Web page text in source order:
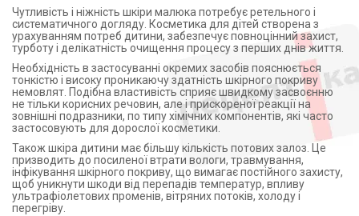
Чутливість і ніжність шкіри малюка потребує ретельного і
систематичного догляду. Косметика для дітей створена з
урахуванням потреб дитини, забезпечує повноцінний захист,
турботу і делікатність очищення процесу з перших днів життя.
Необхідність в застосуванні окремих засобів пояснюється
тонкістю і високу проникаючу здатність шкірного покриву
немовлят. Подібна властивість сприяє швидкому засвоєнню
не тільки корисних речовин, але і прискореної реакції на
зовнішні подразники, по типу хімічних компонентів, які часто
застосовують для дорослої косметики.
Також шкіра дитини має більшу кількість потових залоз. Це
призводить до посиленої втрати вологи, травмування,
інфікування шкірного покриву, що вимагає постійного захисту,
щоб уникнути шкоди від перепадів температур, впливу
ультрафіолетових променів, вітряних потоків, холоду і
перегріву.